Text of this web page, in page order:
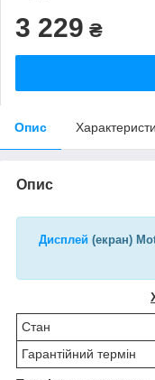
3 229 ₴
Опис
Опис
Дисплей (екран)
Стан
Гарантійний термін